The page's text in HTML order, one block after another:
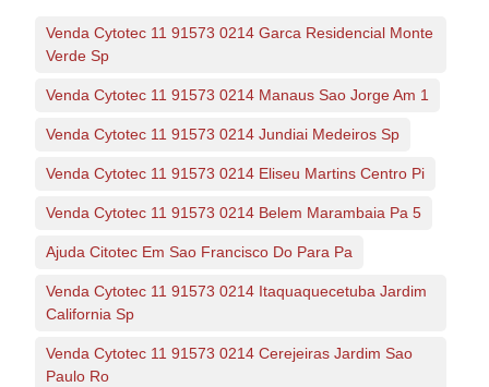
Venda Cytotec 11 91573 0214 Garca Residencial Monte
Verde Sp
Venda Cytotec 11 91573 0214 Manaus Sao Jorge Am 1
Venda Cytotec 11 91573 0214 Jundiai Medeiros Sp
Venda Cytotec 11 91573 0214 Eliseu Martins Centro Pi
Venda Cytotec 11 91573 0214 Belem Marambaia Pa 5
Ajuda Citotec Em Sao Francisco Do Para Pa
Venda Cytotec 11 91573 0214 Itaquaquecetuba Jardim
California Sp
Venda Cytotec 11 91573 0214 Cerejeiras Jardim Sao
Paulo Ro